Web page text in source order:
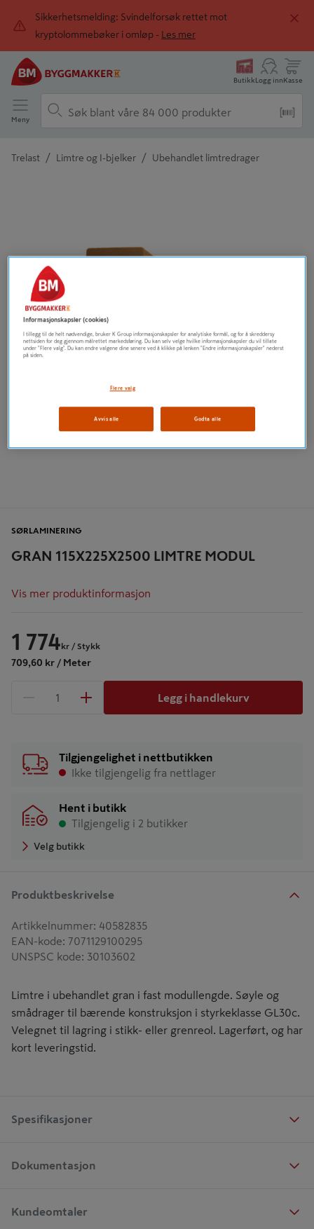
Sikkerhetsmelding: Svindelforsøk rettet mot
kryptolommebøker i omløp -
Les mer
ButikkLogg innKasse
Meny
Trelast / Limtre og I-bjelker / Ubehandlet limtredrager
GRAN 115X225X2500 LIMTRE MODUL
SØRLAMINERING
Vis mer produktinformasjon
1 774 kr / Stykk
709,60 kr / Meter
1 produkter
Legg i handlekurv
Tilgjengelighet i nettbutikken
Ikke tilgjengelig fra nettlager
Hent i butikk
Tilgjengelig i 2 butikker
Velg butikk
Produktbeskrivelse
Artikkelnummer: 40582835
EAN-kode: 7071129100295
UNSPSC kode: 30103602
Limtre i ubehandlet gran i fast modullengde. Søyle og
smådrager til bærende konstruksjon i styrkeklasse GL30c.
Velegnet til lagring i stikk- eller grenreol. Lagerført, og har
kort leveringstid.
Spesifikasjoner
Dokumentasjon
Kundeomtaler
Informasjonskapsler (cookies)
I tillegg til de helt nødvendige, bruker K Group informasjonskapsler for analytiske formål, og for å skreddersy
nettsiden for deg gjennom målrettet markedsføring. Du kan selv velge hvilke informasjonskapsler du vil tillate
under "Flere valg". Du kan endre valgene dine senere ved å klikke på lenken "Endre informasjonskapsler" nederst
på siden.
Flere valg
Avvis alle Godta alle